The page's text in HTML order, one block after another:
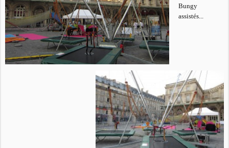
Bungy
assistés...